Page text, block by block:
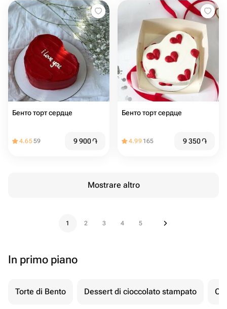
Бенто торт сердце
4.6559 9 900֏
Бенто торт сердце
4.99 165 9 350֏
Mostrare altro
1 2 3 4 5
In primo piano
Torte di Bento Dessert di cioccolato stampato